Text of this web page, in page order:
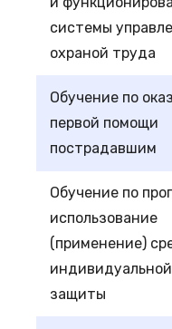
системы
охраной труда
Обучение по
первой помощи
пострадавшим
Обучение по
использование
(применение)
индивидуальной
защиты